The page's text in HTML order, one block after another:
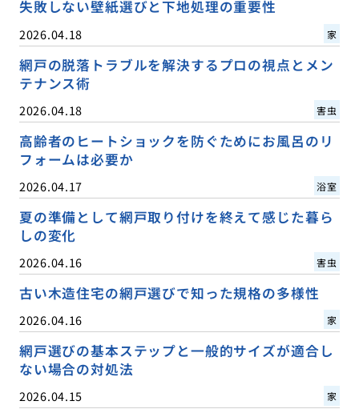
失敗しない壁紙選びと下地処理の重要性
2026.04.18 家
網戸の脱落トラブルを解決するプロの視点とメン
テナンス術
2026.04.18 害虫
高齢者のヒートショックを防ぐためにお風呂のリ
フォームは必要か
2026.04.17 浴室
夏の準備として網戸取り付けを終えて感じた暮ら
しの変化
2026.04.16 害虫
古い木造住宅の網戸選びで知った規格の多様性
2026.04.16 家
網戸選びの基本ステップと一般的サイズが適合し
ない場合の対処法
2026.04.15 家